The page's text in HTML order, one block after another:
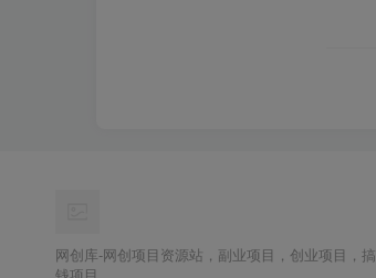
网创库-网创项目资源站，副业项目，创业项目，搞